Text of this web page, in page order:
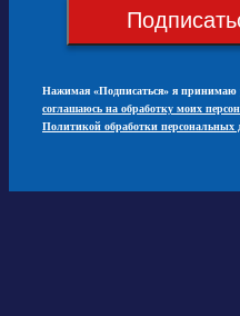
Нажимая «Подписаться» я принимаю
соглашаюсь на обработку моих
Политикой обработки